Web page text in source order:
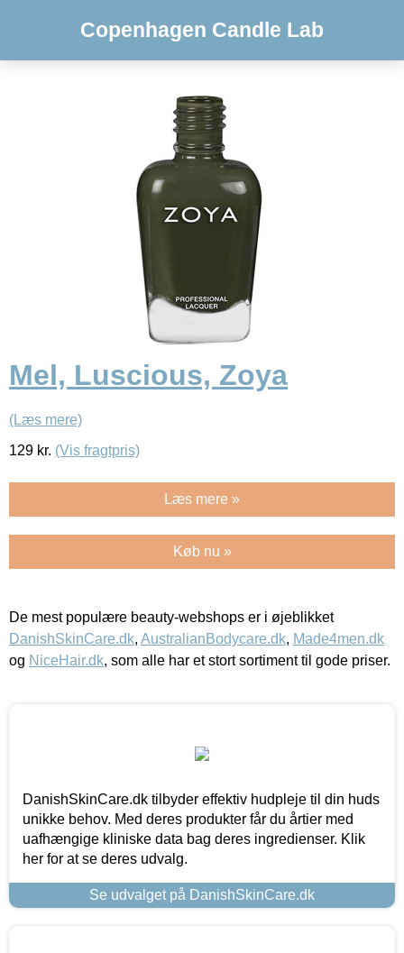
Copenhagen Candle Lab
Mel, Luscious, Zoya
(Læs mere)
129 kr. (Vis fragtpris)
Læs mere »
Køb nu »
De mest populære beauty-webshops er i øjeblikket
DanishSkinCare.dk, AustralianBodycare.dk, Made4men.dk
og NiceHair.dk, som alle har et stort sortiment til gode priser.
DanishSkinCare.dk tilbyder effektiv hudpleje til din huds
unikke behov. Med deres produkter får du årtier med
uafhængige kliniske data bag deres ingredienser. Klik
her for at se deres udvalg.
Se udvalget på DanishSkinCare.dk